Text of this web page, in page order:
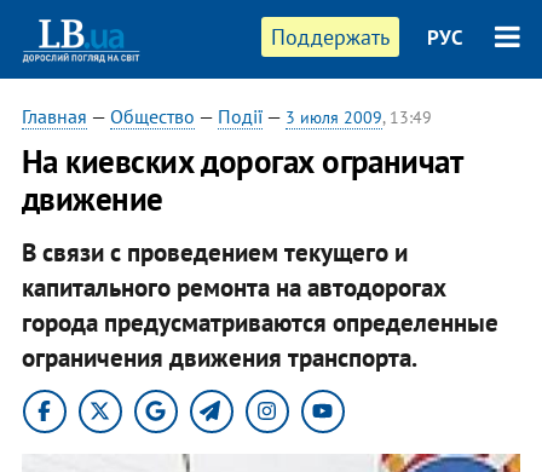
Поддержать РУС
Главная — Общество — Події— 3 июля 2009, 13:49
На киевских дорогах ограничат
движение
В связи с проведением текущего и
капитального ремонта на автодорогах
города предусматриваются определенные
ограничения движения транспорта.